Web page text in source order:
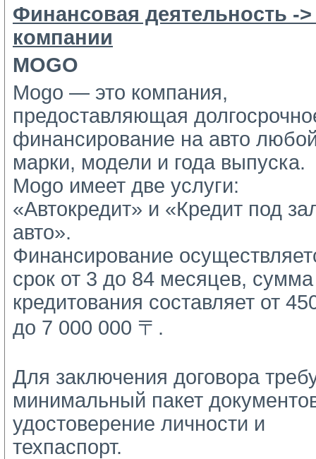
Финансовая деятельность -
компании
MOGO
Mogo — это компания,
предоставляющая
финансирование на авто
марки, модели и года выпуска.
Mogo имеет две услуги:
«Автокредит» и «Кредит под
авто».
Финансирование
срок от 3 до 84 месяцев, сумма
кредитования составляет от
до 7 000 000 〒.
Для заключения договора
минимальный пакет
удостоверение личности и
техпаспорт.